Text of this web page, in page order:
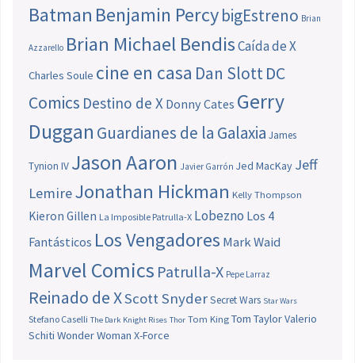
Batman Benjamin PercybigEstreno Brian
Azzarello Brian Michael BendisCaída de X
Charles Soule cine en casa Dan SlottDC
Comics Destino de X Donny Cates Gerry
Duggan Guardianes de la Galaxia James
Tynion IV Jason Aaron Javier Garrón Jed MacKay Jeff
LemireJonathan Hickman Kelly Thompson
Kieron Gillen La Imposible Patrulla-X Lobezno Los 4
Fantásticos Los Vengadores Mark Waid
Marvel Comics Patrulla-X Pepe Larraz
Reinado de XScott SnyderSecret Wars Star Wars
Stefano Caselli The Dark Knight Rises Thor Tom King Tom TaylorValerio
Schiti Wonder Woman X-Force